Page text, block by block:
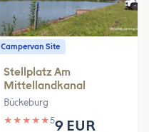
Campervan Site
Stellplatz Am
Mittellandkanal
Bückeburg
★ ★ ★ ★ ★59 EUR